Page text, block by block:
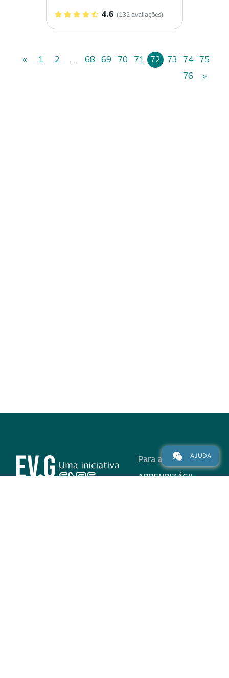
4.6 (132 avaliações)
« 1 2 ... 68 69 70 71 72 73 74
75
76
»
Para alunos
APRENDIZÁGIL
AJUDA